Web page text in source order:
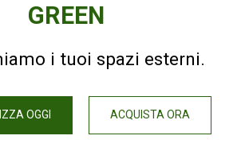
GREEN
i tuoi spazi esterni.
OGGI ACQUISTA ORA